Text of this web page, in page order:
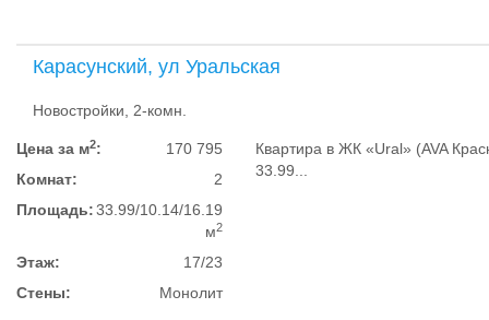
Карасунский, ул Уральская
Новостройки, 2-комн.
Цена за м2:
170 795
Комнат:
2
Площадь: 33.99/10.14/16.19
м2
Этаж:
17/23
Стены:
Монолит
Квартира в ЖК «‎Ural» (AVA
33.99...